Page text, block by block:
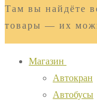
Там вы найдёте
товары — их
Магазин
Автокран
Автобусы